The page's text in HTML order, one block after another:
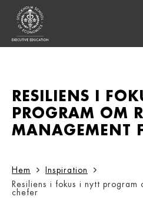
RESILIENS I
PROGRAM OM
MANAGEMENT
Hem
Inspiration
Resiliens i fokus i nytt program
chefer